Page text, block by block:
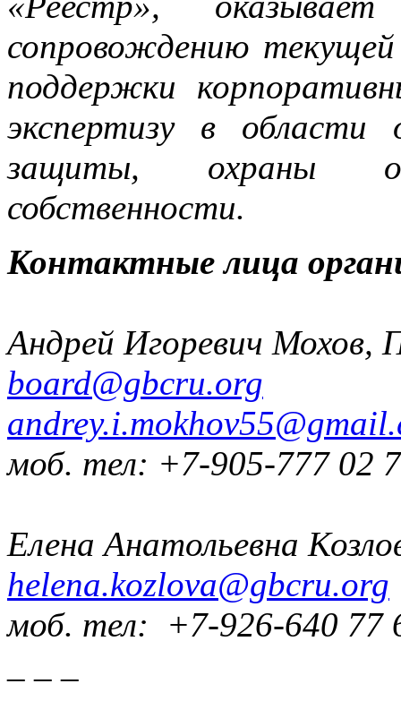
сопровождению
поддержки
экспертизу в области
защиты, охраны
собственности.
Контактные лица
Андрей Игоревич Мохов,
board@gbcru.org
моб. тел: +7-905-777 02
Елена Анатольевна
helena.kozlova@gbcru.org
моб. тел: +7-926-640 77